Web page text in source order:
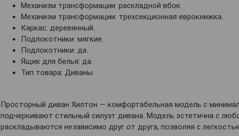
Механизм трансформации: раскладной вбок.
Механизм трансформации: трехсекционная еврокнижка.
Каркас: деревянный.
Подлокотники: мягкие.
Подлокотники: да.
Ящик для белья: да.
Тип товара: Диваны
Просторный диван Хилтон — комфортабельная модель с
подчеркивают стильный силуэт дивана. Модель эстетична с
раскладываются независимо друг от друга, позволяя с